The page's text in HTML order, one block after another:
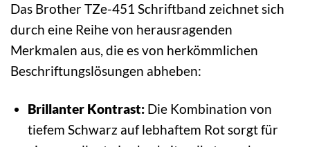
Das Brother TZe-451 Schriftband zeichnet sich
durch eine Reihe von herausragenden
Merkmalen aus, die es von herkömmlichen
Beschriftungslösungen abheben:
Brillanter Kontrast:Die Kombination von
tiefem Schwarz auf lebhaftem Rot sorgt für